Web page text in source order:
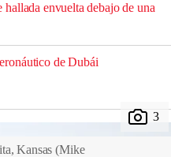
envuelta debajo de una
de Dubái
Kansas (Mike